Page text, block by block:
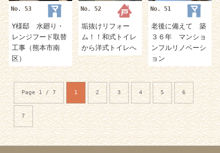
No. 53
Y様邸 水廻り・
レンジフード取替
工事（熊本市南
区）
No. 52
垢抜けリフォー
ム！！和式トイレ
から洋式トイレへ
No. 51
老後に備えて 築
３６年 マンショ
ンフルリノベーシ
ョン
Page 1 / 7 1 2 3 4 5 6
7